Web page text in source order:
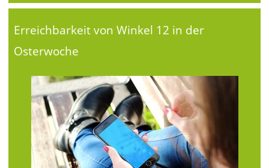
Erreichbarkeit von Winkel 12 in der
Osterwoche